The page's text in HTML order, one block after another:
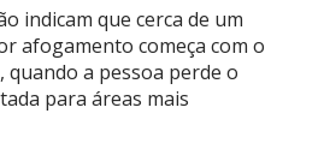
indicam que cerca de um
afogamento começa com o
quando a pessoa perde o
para áreas mais